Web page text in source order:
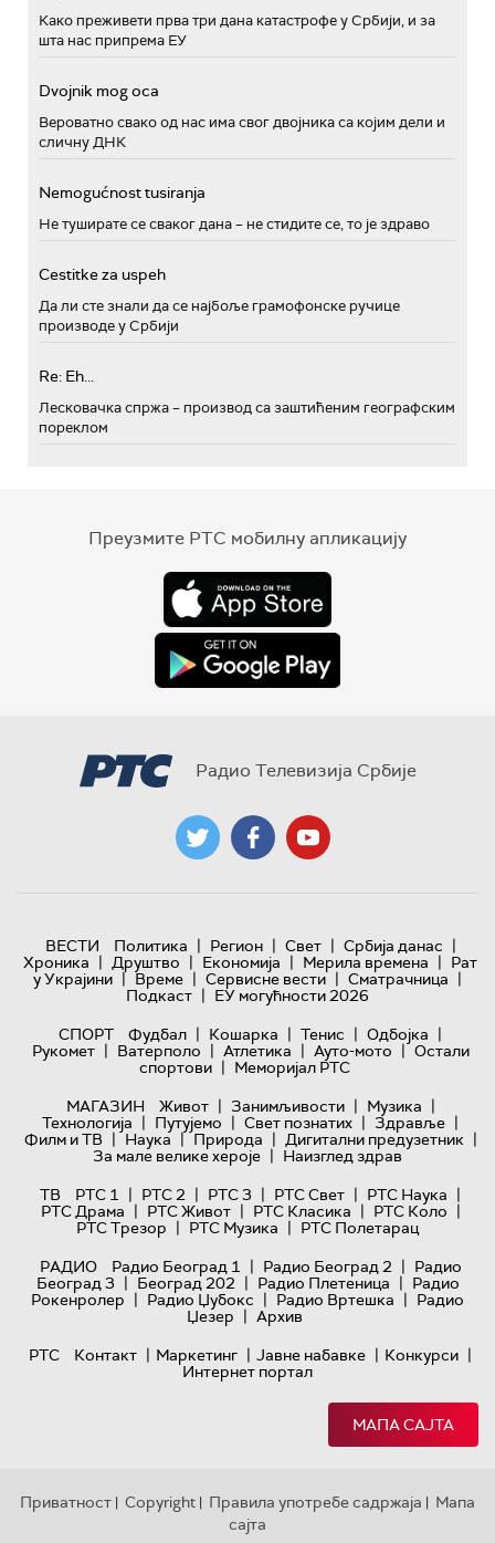
Како преживети прва три дана катастрофе у Србији, и за
шта нас припрема ЕУ
Dvojnik mog oca
Вероватно свако од нас има свог двојника са којим дели и
сличну ДНК
Nemogućnost tusiranja
Не туширате се сваког дана – не стидите се, то је здраво
Cestitke za uspeh
Да ли сте знали да се најбоље грамофонске ручице
производе у Србији
Re: Eh...
Лесковачка спржа – производ са заштићеним географским
пореклом
Преузмите РТС мобилну апликацију
Радио Телевизија Србије
ВЕСТИ Политика | Регион | Свет | Србија данас |
Хроника | Друштво | Економија | Мерила времена | Рат
у Украјини | Време | Сервисне вести | Сматрачница |
Подкаст | ЕУ могућности 2026
СПОРТ
Фудбал | Кошарка | Тенис | Одбојка |
Рукомет | Ватерполо | Атлетика | Ауто-мото | Остали
спортови | Меморијал РТС
МАГАЗИН
Живот | Занимљивости | Музика |
Технологијa | Путујемо | Свет познатих | Здравље |
Филм и ТВ | Наука | Природа | Дигитални предузетник |
За мале велике хероје | Наизглед здрав
ТВ
РТС 1 | РТС 2 | РТС 3 | РТС Свет | РТС Наука |
РТС Драма | РТС Живот | РТС Класика | РТС Коло |
РТС Трезор | РТС Музика | РТС Полетарац
РАДИО
Радио Београд 1 | Радио Београд 2 | Радио
Београд 3 | Београд 202 | Радио Плетеница | Радио
Рокенролер | Радио Џубокс | Радио Вртешка | Радио
Џезер | Архив
РТС
Контакт | Маркетинг | Јавне набавке | Конкурси |
Интернет портал
МАПА САЈТА
Приватност | Copyright | Правила употребе садржаја | Мапа
сајта